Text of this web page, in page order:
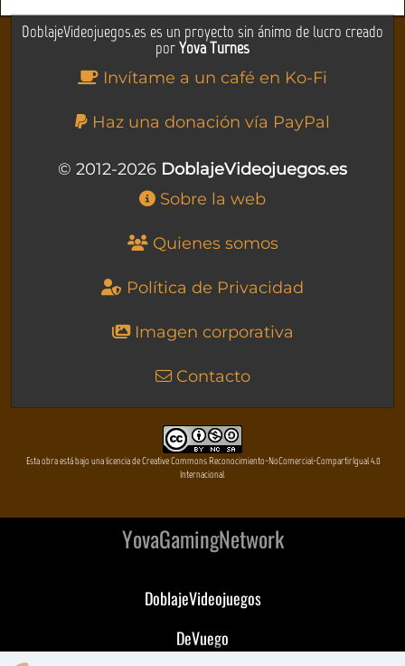
DoblajeVideojuegos.es es un proyecto sin ánimo de lucro creado
porYova Turnes
Invítame a un café en Ko-Fi
Haz una donación vía PayPal
© 2012-2026 DoblajeVideojuegos.es
Sobre la web
Quienes somos
Política de Privacidad
Imagen corporativa
Contacto
Esta obra está bajo una licencia de Creative Commons Reconocimiento-NoComercial-CompartirIgual 4.0
Internacional
YovaGamingNetwork
DoblajeVideojuegos
DeVuego